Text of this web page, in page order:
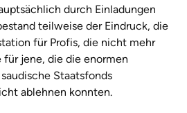
durch Einladungen
teilweise der Eindruck, die
für Profis, die nicht mehr
jene, die die enormen
Staatsfonds
ablehnen konnten.